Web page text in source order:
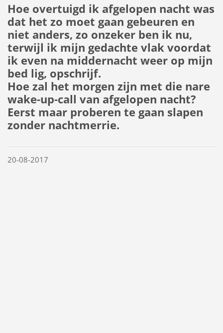
Hoe overtuigd ik afgelopen nacht was
dat het zo moet gaan gebeuren en
niet anders, zo onzeker ben ik nu,
terwijl ik mijn gedachte vlak voordat
ik even na middernacht weer op mijn
bed lig, opschrijf.
Hoe zal het morgen zijn met die nare
wake-up-call van afgelopen nacht?
Eerst maar proberen te gaan slapen
zonder nachtmerrie.
20-08-2017